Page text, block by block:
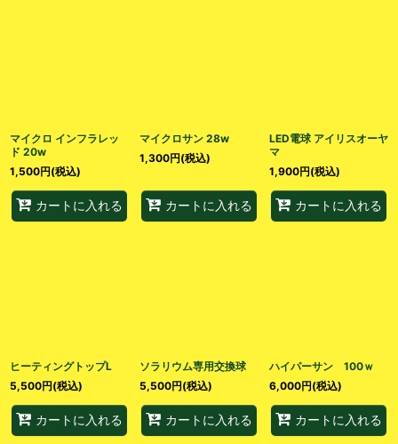
マイクロ インフラレッ
ド 20w
1,500円(税込)
カートに入れる
マイクロサン 28w
1,300円(税込)
カートに入れる
LED電球 アイリスオーヤ
マ
1,900円(税込)
カートに入れる
ヒーティングトップL
5,500円(税込)
カートに入れる
ソラリウム専用交換球
5,500円(税込)
カートに入れる
ハイパーサン 100ｗ
6,000円(税込)
カートに入れる